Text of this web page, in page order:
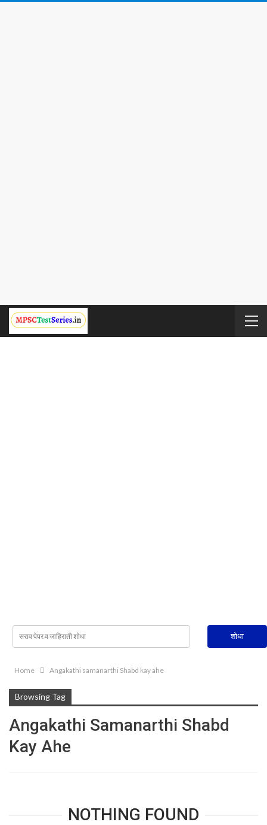
Home Angakathi samanarthi Shabd kay ahe
Browsing Tag
Angakathi Samanarthi Shabd
Kay Ahe
NOTHING FOUND